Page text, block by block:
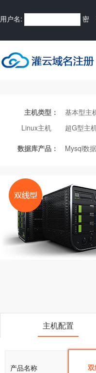
用户名: 密
主机类型： 基本型主
Linux主机
超G型主
数据库产品： Mysql数
主机配置
产品名称 双